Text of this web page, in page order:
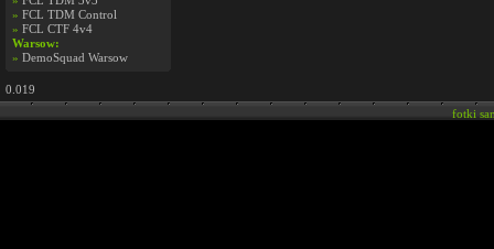
» FCL TDM Control
» FCL CTF 4v4
Warsow:
» DemoSquad Warsow
0.019
fotki